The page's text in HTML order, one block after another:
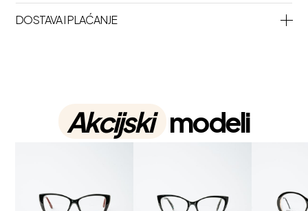
DOSTAVA I PLAĆANJE
Akcijski modeli